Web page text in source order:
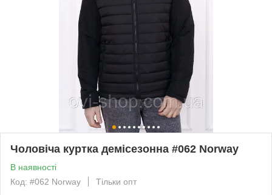
Чоловіча куртка демісезонна #062 Norway
В наявності
Код: #062 Norway
Тільки опт